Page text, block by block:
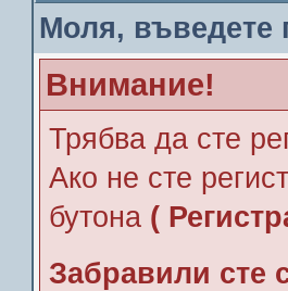
Моля, въведете
Внимание!
Трябва да сте
Ако не сте
бутона (
Забравили сте